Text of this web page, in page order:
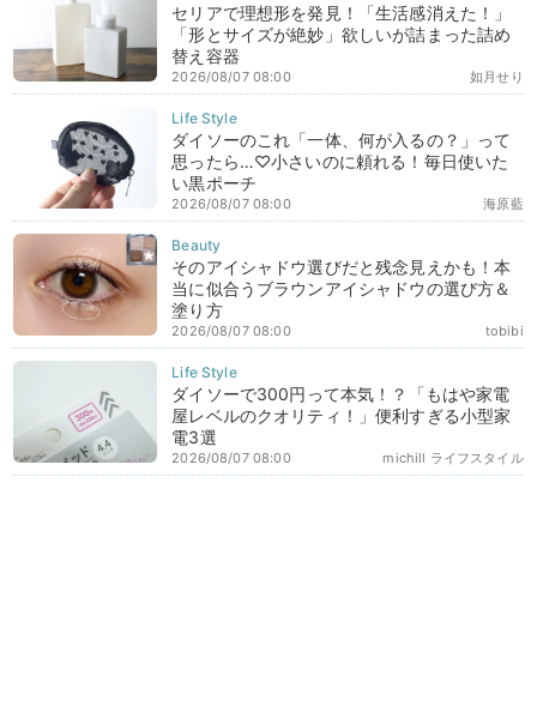
セリアで理想形を発見！「生活感消えた！」
「形とサイズが絶妙」欲しいが詰まった詰め
替え容器
如月せり
2026/08/07 08:00
ダイソーのこれ「一体、何が入るの？」って
思ったら…♡小さいのに頼れる！毎日使いた
い黒ポーチ
海原藍
2026/08/07 08:00
そのアイシャドウ選びだと残念見えかも！本
当に似合うブラウンアイシャドウの選び方＆
塗り方
tobibi
2026/08/07 08:00
ダイソーで300円って本気！？「もはや家電
屋レベルのクオリティ！」便利すぎる小型家
電3選
michill ライフスタイル
2026/08/07 08:00